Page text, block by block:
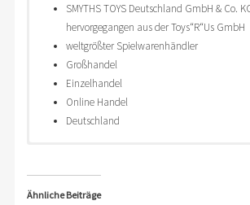
SMYTHS TOYS Deutschland GmbH & Co.
hervorgegangen aus der Toys“R“Us GmbH
weltgrößter Spielwarenhändler
Großhandel
Einzelhandel
Online Handel
Deutschland
Integration von Sachverständige
Sicherstellung aller Brandschutzauflagen
Engineering
Ähnliche Beiträge